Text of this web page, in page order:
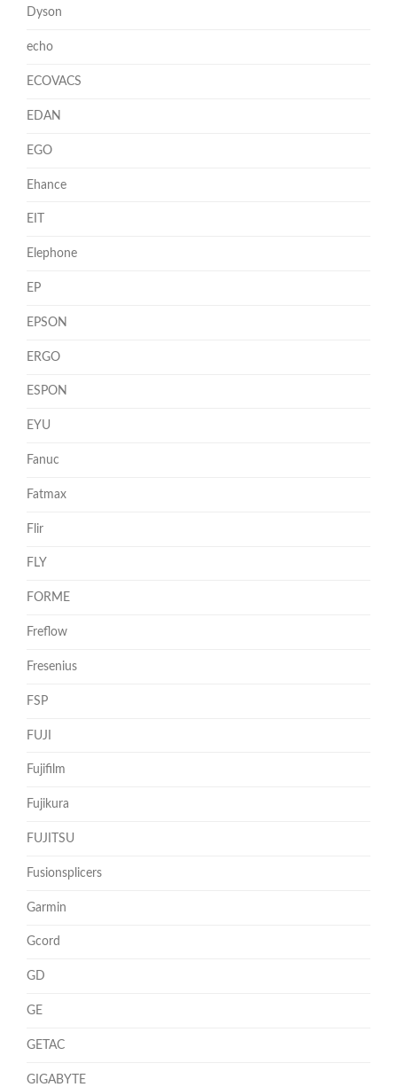
Dyson
echo
ECOVACS
EDAN
EGO
Ehance
EIT
Elephone
EP
EPSON
ERGO
ESPON
EYU
Fanuc
Fatmax
Flir
FLY
FORME
Freflow
Fresenius
FSP
FUJI
Fujifilm
Fujikura
FUJITSU
Fusionsplicers
Garmin
Gcord
GD
GE
GETAC
GIGABYTE